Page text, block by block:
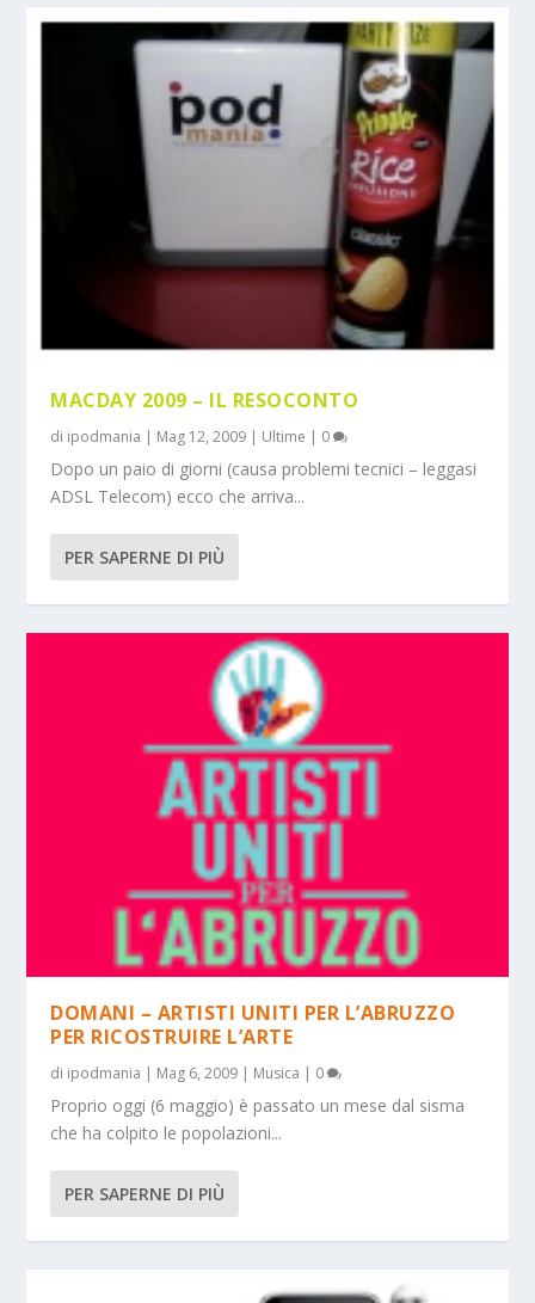
MACDAY 2009 – IL RESOCONTO
di ipodmania | Mag 12, 2009 | Ultime | 0
Dopo un paio di giorni (causa problemi tecnici – leggasi
ADSL Telecom) ecco che arriva...
PER SAPERNE DI PIÙ
DOMANI – ARTISTI UNITI PER L’ABRUZZO
PER RICOSTRUIRE L’ARTE
di ipodmania | Mag 6, 2009 | Musica | 0
Proprio oggi (6 maggio) è passato un mese dal sisma
che ha colpito le popolazioni...
PER SAPERNE DI PIÙ